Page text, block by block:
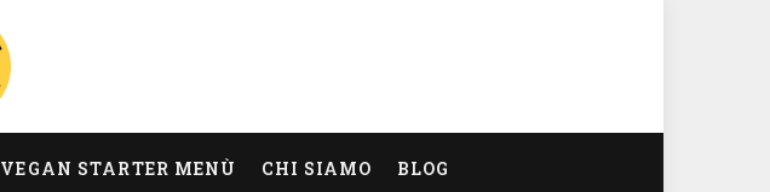
VEGAN STARTER MENÙ CHI SIAMO BLOG